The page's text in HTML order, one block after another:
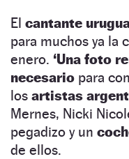
El cantante
para muchos ya la
enero. ‘Una foto
necesario para
los artistas
Mernes, Nicki
pegadizo y un
de ellos.